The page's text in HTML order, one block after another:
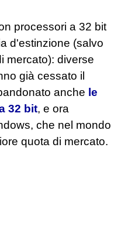
processori a 32 bit
d'estinzione (salvo
mercato): diverse
già cessato il
anche le
32 bit, e ora
che nel mondo
quota di mercato.